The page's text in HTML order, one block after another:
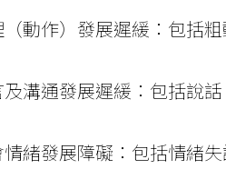
（動作）發展遲緩：包括
及溝通發展遲緩：包括說
情緒發展障礙：包括情緒